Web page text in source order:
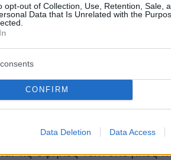
opt-out of Collection, Use, Retention, Sale,
Data that Is Unrelated with the
CONFIRM
Data Deletion Data Access
και προσεγμένη σε κάθε
3ο όροφο του «The Mall
και δημιούργησε ένα
και ενημέρωσης για τις νέες
με επίκεντρο την
της. Την ίδια στιγμή, ο
να μυηθεί με τον καλύτερο
τις υψηλές τεχνολογικές